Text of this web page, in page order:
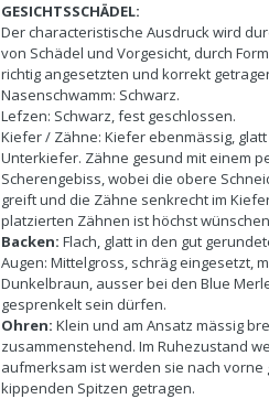
GESICHTSSCHÄDEL:
Der characteristische Ausdruck wird
von Schädel und Vorgesicht, durch
richtig angesetzten und korrekt
Nasenschwamm: Schwarz.
Lefzen: Schwarz, fest geschlossen.
Kiefer / Zähne: Kiefer ebenmässig,
Unterkiefer. Zähne gesund mit einem
Scherengebiss, wobei die obere
greift und die Zähne senkrecht im
platzierten Zähnen ist höchst
Backen: Flach, glatt in den gut
Augen: Mittelgross, schräg eingesetzt,
Dunkelbraun, ausser bei den Blue
gesprenkelt sein dürfen.
Ohren: Klein und am Ansatz mässig
zusammenstehend. Im Ruhezustand
aufmerksam ist werden sie nach
kippenden Spitzen getragen.